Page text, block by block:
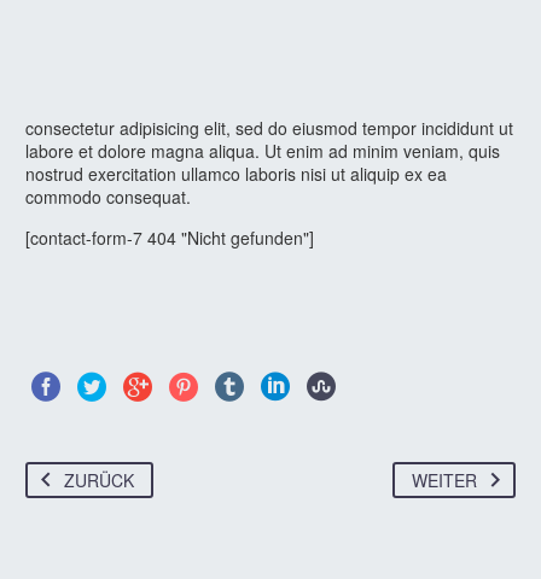
consectetur adipisicing elit, sed do eiusmod tempor incididunt ut
labore et dolore magna aliqua. Ut enim ad minim veniam, quis
nostrud exercitation ullamco laboris nisi ut aliquip ex ea
commodo consequat.
[contact-form-7 404 "Nicht gefunden"]
ZURÜCK WEITER